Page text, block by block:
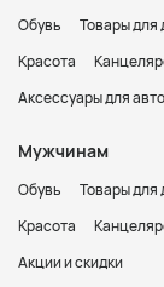
Обувь Товары для
Красота
Аксессуары для
Мужчинам
Обувь Товары для
Красота
Акции и скидки